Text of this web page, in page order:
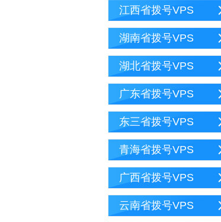
江西省拨号VPS
湖南省拨号VPS
湖北省拨号VPS
广东省拨号VPS
东三省拨号VPS
青海省拨号VPS
广西省拨号VPS
云南省拨号VPS